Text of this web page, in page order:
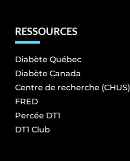
RESSOURCES
Diabète Québec
Diabète Canada
Centre de recherche (CHUS)
FRED
Percée DT1
DT1 Club